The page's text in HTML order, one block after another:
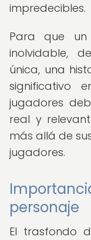
impredecibles.
Para que un
inolvidable,
única, una
significativo
jugadores
real y
más allá de
jugadores.
personaje
El trasfondo